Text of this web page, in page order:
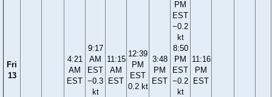
Fri
13
4:21
AM
EST
9:17
AM
EST
−0.3
kt
11:15
AM
EST
12:39
PM
EST
0.2 kt
3:48
PM
EST
PM
EST
−0.2
kt
8:50
PM
EST
−0.2
kt
11:16
PM
EST